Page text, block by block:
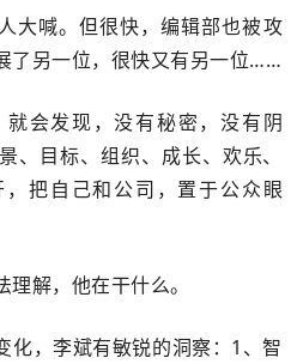
大喊。但很快，编辑部也被攻
了另一位，很快又有另一位……
会发现，没有秘密，没有阴
、目标、组织、成长、欢乐、
把自己和公司，置于公众眼
解，他在干什么。
化，李斌有敏锐的洞察：1、智